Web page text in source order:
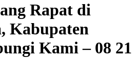
Rapat di
Kabupaten
Kami – 08 21